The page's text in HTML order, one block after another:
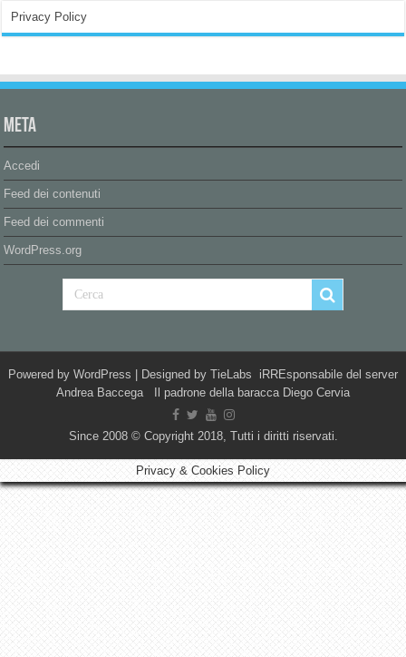
Privacy Policy
Meta
Accedi
Feed dei contenuti
Feed dei commenti
WordPress.org
Powered by WordPress | Designed by TieLabs iRREsponsabile del server
Andrea Baccega Il padrone della baracca Diego Cervia
Since 2008 © Copyright 2018, Tutti i diritti riservati.
Privacy & Cookies Policy